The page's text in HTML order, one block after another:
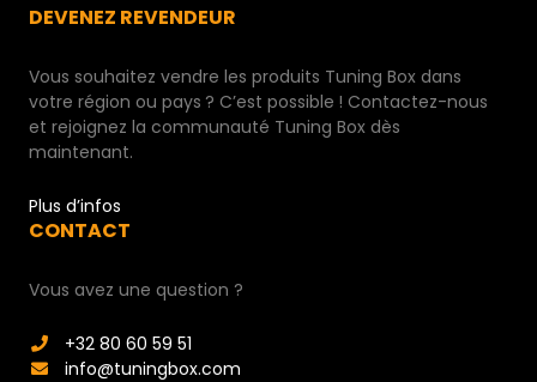
DEVENEZ REVENDEUR
Vous souhaitez vendre les produits Tuning Box dans
votre région ou pays ? C’est possible ! Contactez-nous
et rejoignez la communauté Tuning Box dès
maintenant.
Plus d’infos
CONTACT
Vous avez une question ?
+32 80 60 59 51
info@tuningbox.com